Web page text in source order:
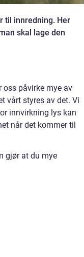
til innredning. Her
skal lage den
oss påvirke mye av
vårt styres av det. Vi
innvirkning lys kan
når det kommer til
gjør at du mye